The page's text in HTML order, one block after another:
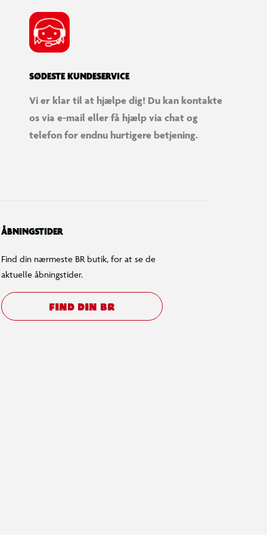
SØDESTE KUNDESERVICE
Vi er klar til at hjælpe dig! Du kan kontakte
os via e-mail eller få hjælp via chat og
telefon for endnu hurtigere betjening.
ÅBNINGSTIDER
Find din nærmeste BR butik, for at se de
aktuelle åbningstider.
FIND DIN BR